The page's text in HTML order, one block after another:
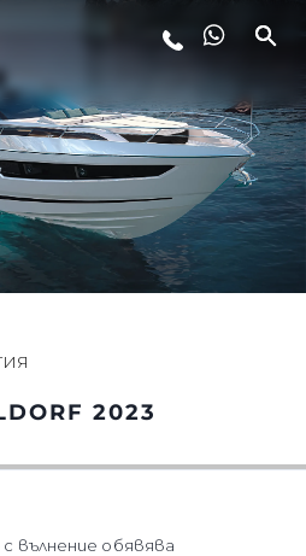
2023
вълнение обявява